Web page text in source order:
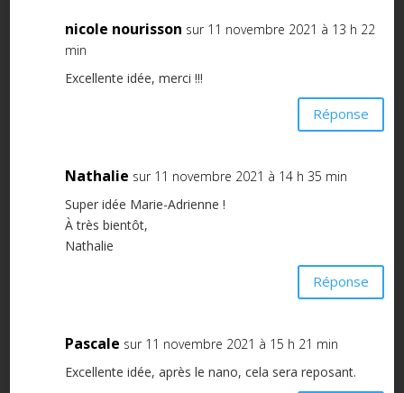
nicole nourisson sur 11 novembre 2021 à 13 h 22
min
Excellente idée, merci !!!
Réponse
Nathalie sur 11 novembre 2021 à 14 h 35 min
Super idée Marie-Adrienne !
À très bientôt,
Nathalie
Réponse
Pascale sur 11 novembre 2021 à 15 h 21 min
Excellente idée, après le nano, cela sera reposant.